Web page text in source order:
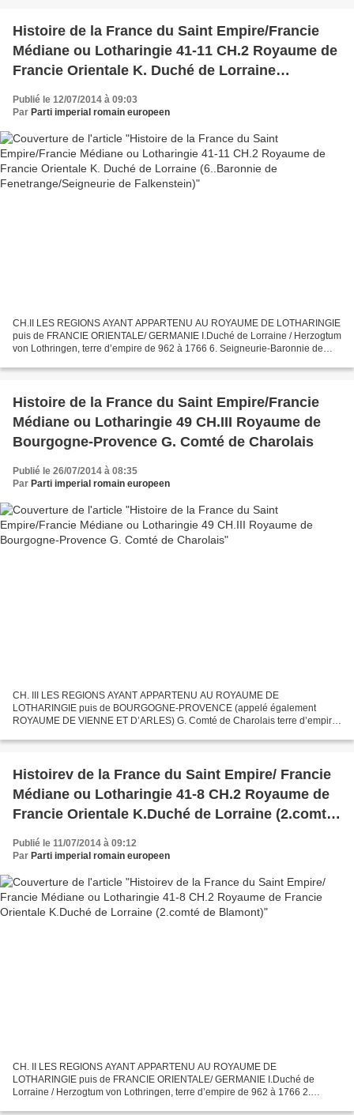
Histoire de la France du Saint Empire/Francie
Médiane ou Lotharingie 41-11 CH.2 Royaume de
Francie Orientale K. Duché de Lorraine
Falkenstein)
Publié le 12/07/2014 à 09:03
Par Parti imperial romain europeen
CH.II LES REGIONS AYANT APPARTENU AU ROYAUME DE LOTHARINGIE
puis de FRANCIE ORIENTALE/ GERMANIE I.Duché de Lorraine / Herzogtum
von Lothringen, terre d’empire de 962 à 1766 6. Seigneurie-Baronnie de
Histoire de la France du Saint Empire/Francie
Médiane ou Lotharingie 49 CH.III Royaume de
Bourgogne-Provence G. Comté de Charolais
Publié le 26/07/2014 à 08:35
Par Parti imperial romain europeen
CH. III LES REGIONS AYANT APPARTENU AU ROYAUME DE
LOTHARINGIE puis de BOURGOGNE-PROVENCE (appelé également
ROYAUME DE VIENNE ET D’ARLES) G. Comté de Charolais terre d’empire
Chalon,...
Histoirev de la France du Saint Empire/ Francie
Médiane ou Lotharingie 41-8 CH.2 Royaume de
Francie Orientale K.Duché de Lorraine (2.comté
Publié le 11/07/2014 à 09:12
Par Parti imperial romain europeen
CH. II LES REGIONS AYANT APPARTENU AU ROYAUME DE
LOTHARINGIE puis de FRANCIE ORIENTALE/ GERMANIE I.Duché de
Lorraine / Herzogtum von Lothringen, terre d’empire de 962 à 1766 2.